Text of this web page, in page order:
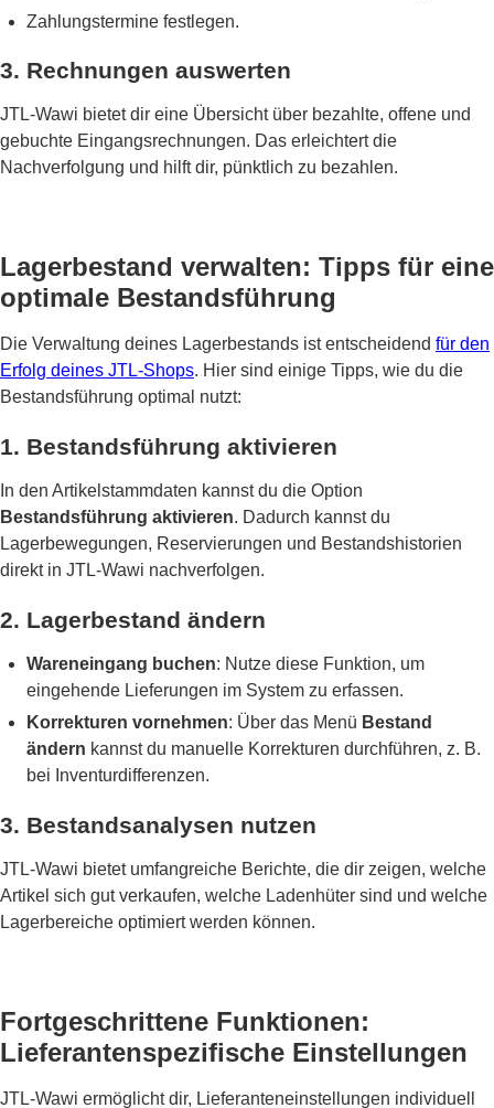
Zahlungstermine festlegen.
3. Rechnungen auswerten
JTL-Wawi bietet dir eine Übersicht über bezahlte, offene und
gebuchte Eingangsrechnungen. Das erleichtert die
Nachverfolgung und hilft dir, pünktlich zu bezahlen.
Lagerbestand verwalten: Tipps für eine
optimale Bestandsführung
Die Verwaltung deines Lagerbestands ist entscheidend für den
Erfolg deines JTL-Shops. Hier sind einige Tipps, wie du die
Bestandsführung optimal nutzt:
1. Bestandsführung aktivieren
In den Artikelstammdaten kannst du die Option
Bestandsführung aktivieren. Dadurch kannst du
Lagerbewegungen, Reservierungen und Bestandshistorien
direkt in JTL-Wawi nachverfolgen.
2. Lagerbestand ändern
Wareneingang buchen: Nutze diese Funktion, um
eingehende Lieferungen im System zu erfassen.
Korrekturen vornehmen: Über das Menü Bestand
ändern kannst du manuelle Korrekturen durchführen, z. B.
bei Inventurdifferenzen.
3. Bestandsanalysen nutzen
JTL-Wawi bietet umfangreiche Berichte, die dir zeigen, welche
Artikel sich gut verkaufen, welche Ladenhüter sind und welche
Lagerbereiche optimiert werden können.
Fortgeschrittene Funktionen:
Lieferantenspezifische Einstellungen
JTL-Wawi ermöglicht dir, Lieferanteneinstellungen individuell